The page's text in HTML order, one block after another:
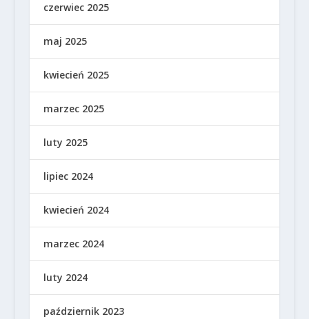
czerwiec 2025
maj 2025
kwiecień 2025
marzec 2025
luty 2025
lipiec 2024
kwiecień 2024
marzec 2024
luty 2024
październik 2023